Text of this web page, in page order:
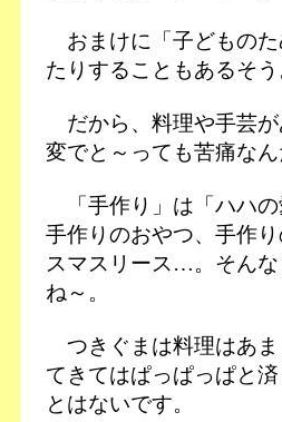
おまけに「子どものた
たりすることもあるそ
だから、料理や手芸が
変でと～っても苦痛な
「手作り」は「ハハの
手作りのおやつ、手作
スマスリース…。そん
ね～。
つきぐまは料理はあま
てきてはぱっぱっぱと
とはないです。